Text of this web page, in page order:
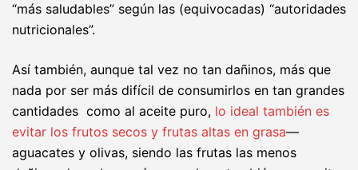
“más saludables” según las (equivocadas) “autoridades
nutricionales”.
Así también, aunque tal vez no tan dañinos, más que
nada por ser más difícil de consumirlos en tan grandes
cantidades como al aceite puro, lo ideal también es
evitar los frutos secos y frutas altas en grasa—
aguacates y olivas, siendo las frutas las menos